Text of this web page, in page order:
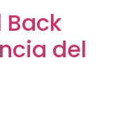
Back
del